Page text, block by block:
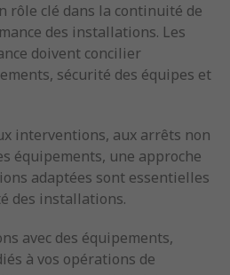
rôle clé dans la continuité de
des installations. Les
doivent concilier
sécurité des équipes et
interventions, aux arrêts non
équipements, une approche
adaptées sont essentielles
des installations.
avec des équipements,
à vos opérations de